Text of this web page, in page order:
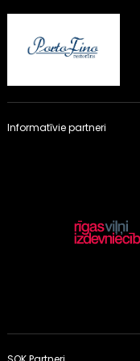
Informatīvie partneri